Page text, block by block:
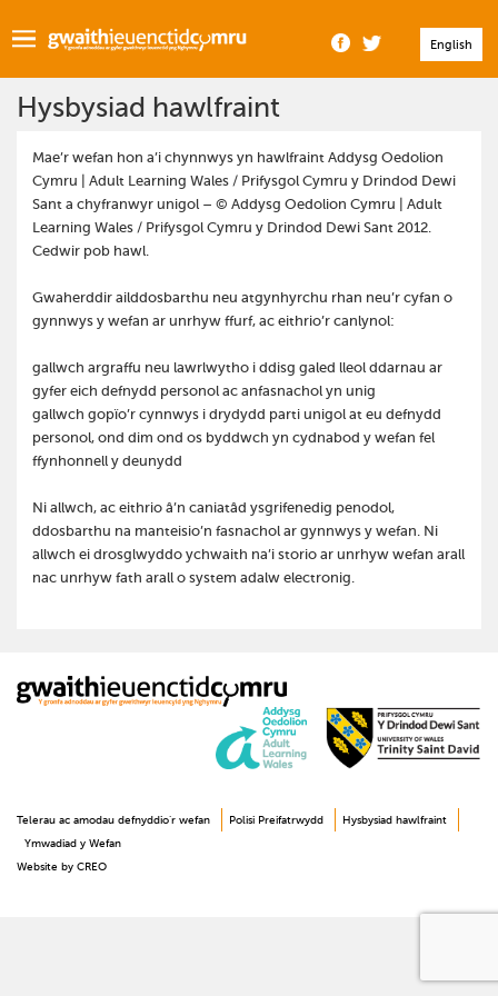
English
Hysbysiad hawlfraint
Mae’r wefan hon a’i chynnwys yn hawlfraint Addysg Oedolion
Cymru | Adult Learning Wales / Prifysgol Cymru y Drindod Dewi
Sant a chyfranwyr unigol – © Addysg Oedolion Cymru | Adult
Learning Wales / Prifysgol Cymru y Drindod Dewi Sant 2012.
Cedwir pob hawl.
Gwaherddir ailddosbarthu neu atgynhyrchu rhan neu’r cyfan o
gynnwys y wefan ar unrhyw ffurf, ac eithrio’r canlynol:
gallwch argraffu neu lawrlwytho i ddisg galed lleol ddarnau ar
gyfer eich defnydd personol ac anfasnachol yn unig
gallwch gopïo’r cynnwys i drydydd parti unigol at eu defnydd
personol, ond dim ond os byddwch yn cydnabod y wefan fel
ffynhonnell y deunydd
Ni allwch, ac eithrio â’n caniatâd ysgrifenedig penodol,
ddosbarthu na manteisio’n fasnachol ar gynnwys y wefan. Ni
allwch ei drosglwyddo ychwaith na’i storio ar unrhyw wefan arall
nac unrhyw fath arall o system adalw electronig.
Telerau ac amodau defnyddio’r wefan Polisi Preifatrwydd
Hysbysiad hawlfraint
Ymwadiad y Wefan
Website by CREO